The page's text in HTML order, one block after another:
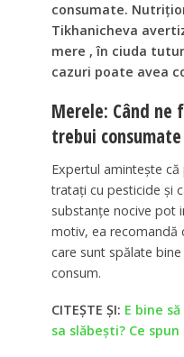
consumate.
Tikhanicheva
mere , în ciuda
cazuri poate avea
Merele: Când ne
trebui consumate
Expertul amintește
tratați cu pesticide și
substanțe nocive pot
motiv, ea recomandă
care sunt spălate
consum.
CITEȘTE ȘI: E bine
sa slăbești? Ce